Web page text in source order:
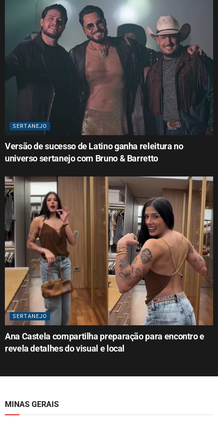
SERTANEJO
Versão de sucesso de Latino ganha releitura no
universo sertanejo com Bruno & Barretto
SERTANEJO
Ana Castela compartilha preparação para encontro e
revela detalhes do visual e local
MINAS GERAIS